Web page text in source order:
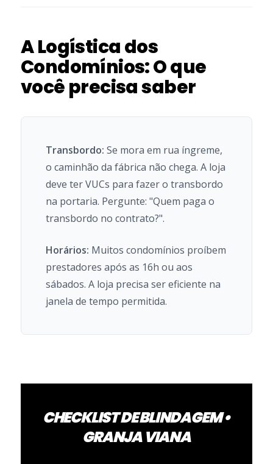
A Logística dos
Condomínios: O que
você precisa saber
Transbordo: Se mora em rua íngreme,
o caminhão da fábrica não chega. A loja
deve ter VUCs para fazer o transbordo
na portaria. Pergunte: "Quem paga o
transbordo no contrato?".
Horários: Muitos condomínios proíbem
prestadores após as 16h ou aos
sábados. A loja precisa ser eficiente na
janela de tempo permitida.
CHECKLIST DE BLINDAGEM •
GRANJA VIANA